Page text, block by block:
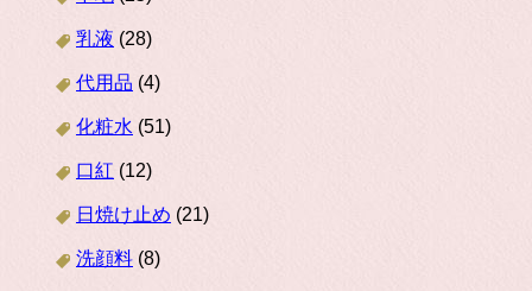
乳液 (28)
代用品 (4)
化粧水 (51)
口紅 (12)
日焼け止め (21)
洗顔料 (8)